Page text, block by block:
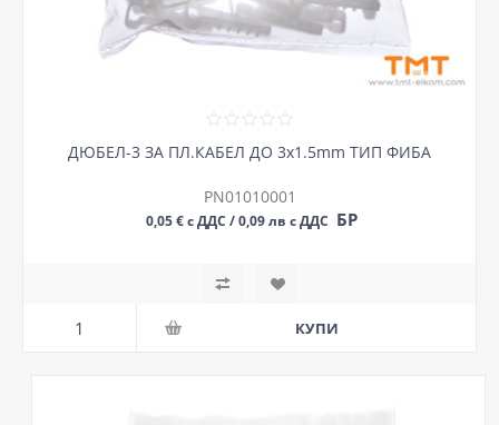
ДЮБЕЛ-3 ЗА ПЛ.КАБЕЛ ДО 3х1.5mm ТИП ФИБА
PN01010001
0,05 € с ДДС / 0,09 лв с ДДС БР